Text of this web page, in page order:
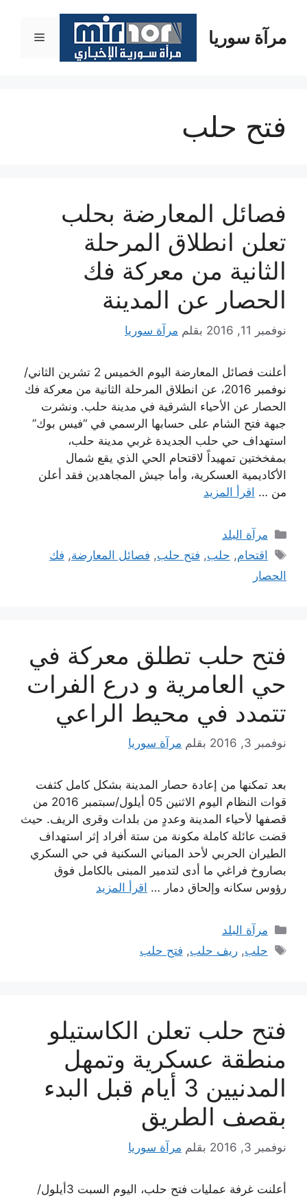
المحتوىمرآة سوريا القائمة
فتح حلب
فصائل المعارضة بحلب
تعلن انطلاق المرحلة
الثانية من معركة فك
الحصار عن المدينة
نوفمبر 11, 2016 بقلم مرآة سوريا
أعلنت فصائل المعارضة اليوم الخميس 2 تشرين الثاني/
نوفمبر 2016، عن انطلاق المرحلة الثانية من معركة فك
الحصار عن الأحياء الشرقية في مدينة حلب. ونشرت
جبهة فتح الشام على حسابها الرسمي في “فيس بوك”
استهداف حي حلب الجديدة غربي مدينة حلب،
بمفخختين تمهيداً لاقتحام الحي الذي يقع شمال
الأكاديمية العسكرية، وأما جيش المجاهدين فقد أعلن
من … اقرأ المزيد
التصنيفات
مرآة البلد
الوسوم
اقتحام, حلب, فتح حلب, فصائل المعارضة, فك
الحصار
فتح حلب تطلق معركة في
حي العامرية و درع الفرات
تتمدد في محيط الراعي
نوفمبر 3, 2016 بقلم مرآة سوريا
بعد تمكنها من إعادة حصار المدينة بشكل كامل كثفت
قوات النظام اليوم الاثنين 05 أيلول/سبتمبر 2016 من
قصفها لأحياء المدينة وعددٍ من بلدات وقرى الريف. حيث
قضت عائلة كاملة مكونة من ستة أفراد إثر استهداف
الطيران الحربي لأحد المباني السكنية في حي السكري
بصاروخ فراغي ما أدى لتدمير المبنى بالكامل فوق
رؤوس سكانه وإلحاق دمار … اقرأ المزيد
التصنيفات
مرآة البلد
الوسوم
حلب,ريف حلب, فتح حلب
فتح حلب تعلن الكاستيلو
منطقة عسكرية وتمهل
المدنيين 3 أيام قبل البدء
بقصف الطريق
نوفمبر 3, 2016 بقلم مرآة سوريا
أعلنت غرفة عمليات فتح حلب، اليوم السبت 3أيلول/